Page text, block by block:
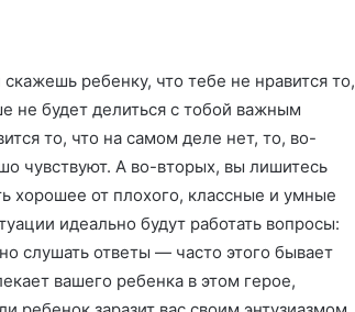
ребенку, что тебе не нравится то,
не будет делиться с тобой важным
то, что на самом деле нет, то, во-
чувствуют. А во-вторых, вы лишитесь
хорошее от плохого, классные и умные
идеально будут работать вопросы:
слушать ответы — часто этого бывает
вашего ребенка в этом герое,